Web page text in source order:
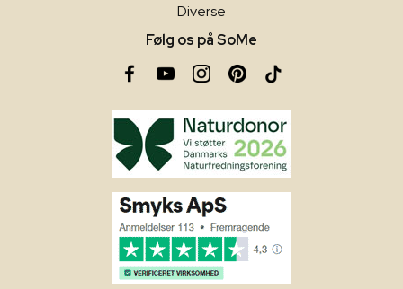
Diverse
Følg os på SoMe